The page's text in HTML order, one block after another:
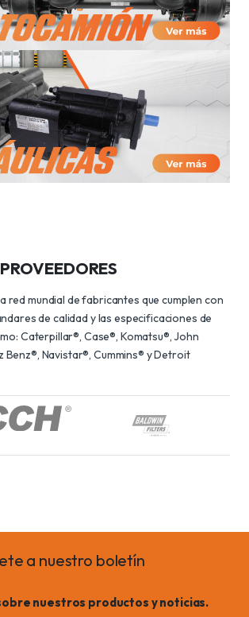
red mundial de fabricantes que cumplen con
de calidad y las especificaciones de
Caterpillar®, Case®, Komatsu®, John
Benz®, Navistar®, Cummins® y Detroit
a nuestro boletín
nuestros productos y noticias.